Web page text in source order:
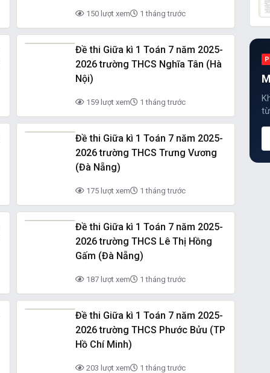
150 lượt xem 1 tháng trước
Đề thi Giữa kì 1 Toán 7 năm 2025-
2026 trường THCS Nghĩa Tân (Hà
Nội)
159 lượt xem 1 tháng trước
Đề thi Giữa kì 1 Toán 7 năm 2025-
2026 trường THCS Trưng Vương
(Đà Nẵng)
175 lượt xem 1 tháng trước
Đề thi Giữa kì 1 Toán 7 năm 2025-
2026 trường THCS Lê Thị Hồng
Gấm (Đà Nẵng)
187 lượt xem 1 tháng trước
Đề thi Giữa kì 1 Toán 7 năm 2025-
2026 trường THCS Phước Bửu (TP
Hồ Chí Minh)
203 lượt xem 1 tháng trước